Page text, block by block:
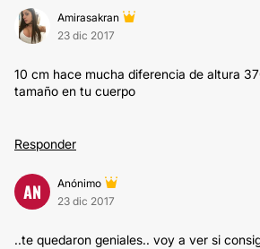
Amirasakran
23 dic 2017
10 cm hace mucha diferencia de altura
tamaño en tu cuerpo
Responder
AN
Anónimo
23 dic 2017
..te quedaron geniales.. voy a ver si